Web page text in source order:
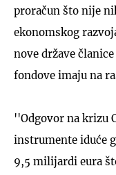
proračun što nije
ekonomskog
nove države
fondove imaju na
''Odgovor na krizu
instrumente iduće
9,5 milijardi eura